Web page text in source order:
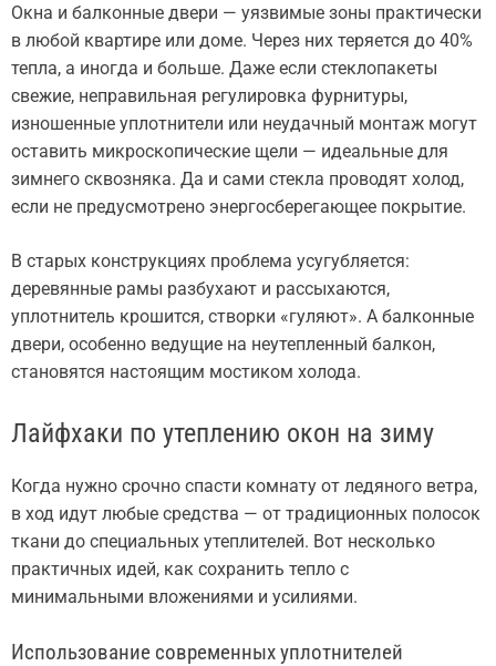
Окна и балконные двери — уязвимые зоны практически
в любой квартире или доме. Через них теряется до 40%
тепла, а иногда и больше. Даже если стеклопакеты
свежие, неправильная регулировка фурнитуры,
изношенные уплотнители или неудачный монтаж могут
оставить микроскопические щели — идеальные для
зимнего сквозняка. Да и сами стекла проводят холод,
если не предусмотрено энергосберегающее покрытие.
В старых конструкциях проблема усугубляется:
деревянные рамы разбухают и рассыхаются,
уплотнитель крошится, створки «гуляют». А балконные
двери, особенно ведущие на неутепленный балкон,
становятся настоящим мостиком холода.
Лайфхаки по утеплению окон на зиму
Когда нужно срочно спасти комнату от ледяного ветра,
в ход идут любые средства — от традиционных полосок
ткани до специальных утеплителей. Вот несколько
практичных идей, как сохранить тепло с
минимальными вложениями и усилиями.
Использование современных уплотнителей